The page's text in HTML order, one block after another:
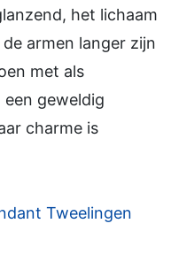
het lichaam
armen langer zijn
met als
geweldig
charme is
Tweelingen